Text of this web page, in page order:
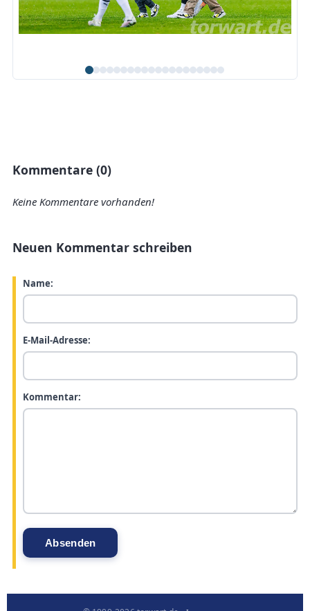
Kommentare (0)
Keine Kommentare vorhanden!
Neuen Kommentar schreiben
Name:
E-Mail-Adresse:
Kommentar: